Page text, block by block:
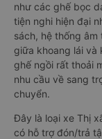
như các ghế bọc
tiện nghi hiện đại
sách, hệ thống
giữa khoang lái và
ghế ngồi rất thoải
nhu cầu về sang
chuyển.
Đây là loại xe Thị
có hỗ trợ đón/trả